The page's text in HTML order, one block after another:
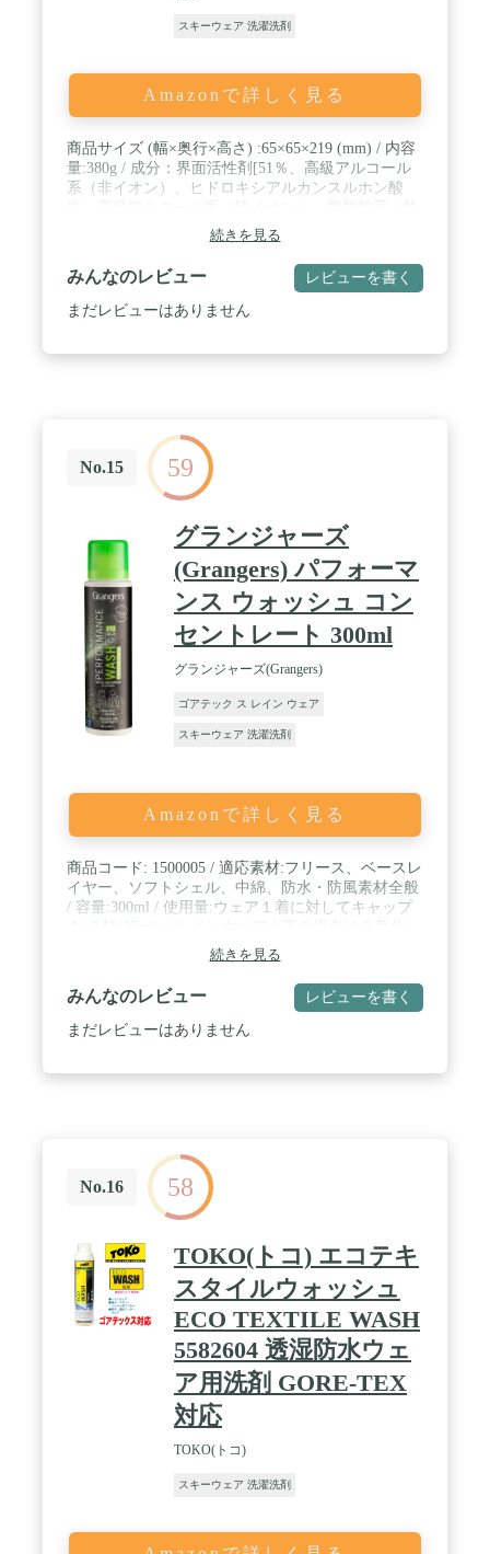
スキーウェア 洗濯洗剤
Amazonで詳しく見る
商品サイズ (幅×奥行×高さ) :65×65×219 (mm) / 内容
量:380g / 成分：界面活性剤[51％、高級アルコール
系（非イオン）、ヒドロキシアルカンスルホン酸
イオン）]、安定化剤、酵素
続きを見る
みんなのレビュー レビューを書く
まだレビューはありません
No.15 59
グランジャーズ
(Grangers) パフォーマ
ンス ウォッシュ コン
セントレート 300ml
グランジャーズ(Grangers)
ゴアテック ス レイン ウェア
スキーウェア 洗濯洗剤
Amazonで詳しく見る
商品コード: 1500005 / 適応素材:フリース、ベースレ
イヤー、ソフトシェル、中綿、防水・防風素材全般
/ 容量:300ml / 使用量:ウェア１着に対してキャップ
/ 主成分:非イオン系界面活性剤
続きを見る
みんなのレビュー レビューを書く
まだレビューはありません
No.16 58
TOKO(トコ) エコテキ
スタイルウォッシュ
ECO TEXTILE WASH
5582604 透湿防水ウェ
ア用洗剤 GORE-TEX
対応
TOKO(トコ)
スキーウェア 洗濯洗剤